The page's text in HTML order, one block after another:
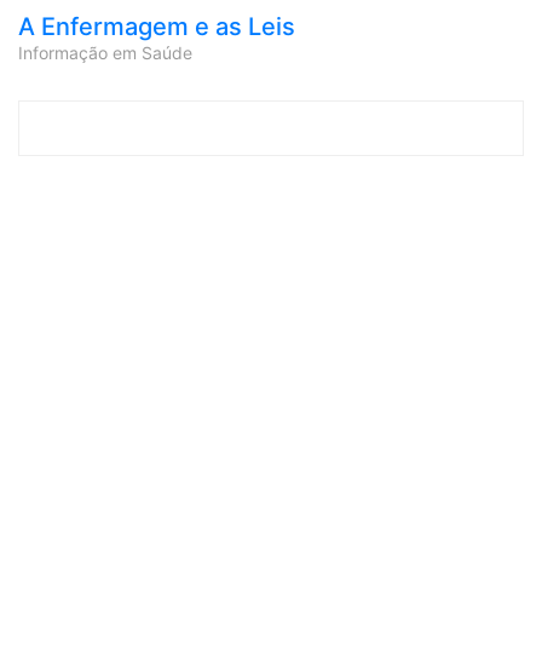
A Enfermagem e as Leis
Informação em Saúde